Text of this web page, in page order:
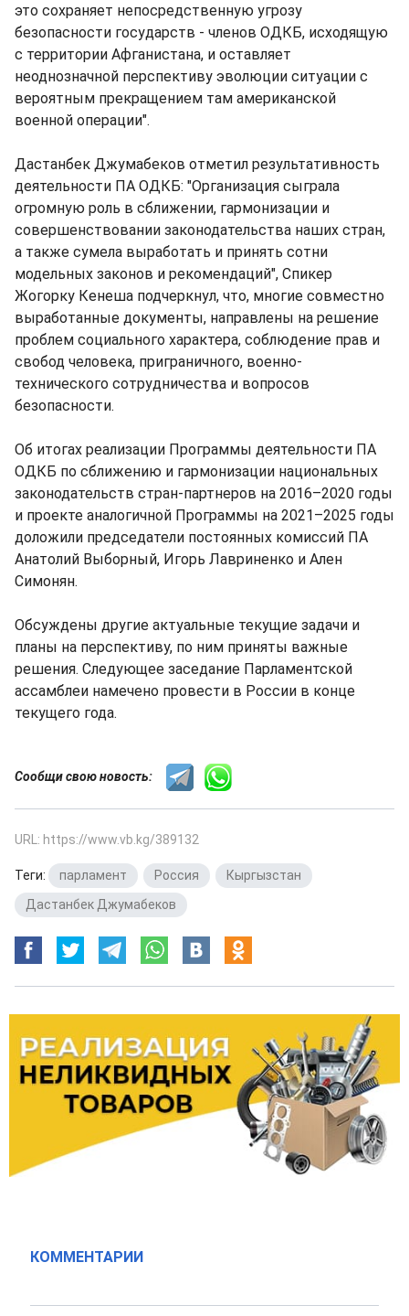
это сохраняет непосредственную угрозу
безопасности государств - членов ОДКБ, исходящую
с территории Афганистана, и оставляет
неоднозначной перспективу эволюции ситуации с
вероятным прекращением там американской
военной операции".
Дастанбек Джумабеков отметил результативность
деятельности ПА ОДКБ: "Организация сыграла
огромную роль в сближении, гармонизации и
совершенствовании законодательства наших стран,
а также сумела выработать и принять сотни
модельных законов и рекомендаций", Спикер
Жогорку Кенеша подчеркнул, что, многие совместно
выработанные документы, направлены на решение
проблем социального характера, соблюдение прав и
свобод человека, приграничного, военно-
технического сотрудничества и вопросов
безопасности.
Об итогах реализации Программы деятельности ПА
ОДКБ по сближению и гармонизации национальных
законодательств стран-партнеров на 2016–2020 годы
и проекте аналогичной Программы на 2021–2025 годы
доложили председатели постоянных комиссий ПА
Анатолий Выборный, Игорь Лавриненко и Ален
Симонян.
Обсуждены другие актуальные текущие задачи и
планы на перспективу, по ним приняты важные
решения. Следующее заседание Парламентской
ассамблеи намечено провести в России в конце
текущего года.
Сообщи свою новость:
URL: https://www.vb.kg/389132
Теги: парламент Россия Кыргызстан
Дастанбек Джумабеков
КОММЕНТАРИИ